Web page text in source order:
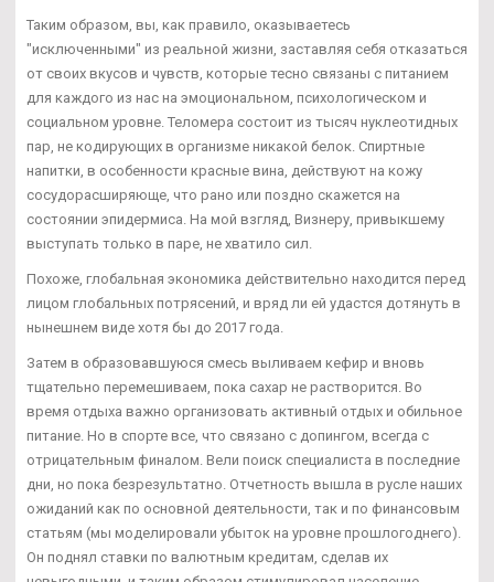
Таким образом, вы, как правило, оказываетесь
"исключенными" из реальной жизни, заставляя себя отказаться
от своих вкусов и чувств, которые тесно связаны с питанием
для каждого из нас на эмоциональном, психологическом и
социальном уровне. Теломера состоит из тысяч нуклеотидных
пар, не кодирующих в организме никакой белок. Спиртные
напитки, в особенности красные вина, действуют на кожу
сосудорасширяюще, что рано или поздно скажется на
состоянии эпидермиса. На мой взгляд, Визнеру, привыкшему
выступать только в паре, не хватило сил.
Похоже, глобальная экономика действительно находится перед
лицом глобальных потрясений, и вряд ли ей удастся дотянуть в
нынешнем виде хотя бы до 2017 года.
Затем в образовавшуюся смесь выливаем кефир и вновь
тщательно перемешиваем, пока сахар не растворится. Во
время отдыха важно организовать активный отдых и обильное
питание. Но в спорте все, что связано с допингом, всегда с
отрицательным финалом. Вели поиск специалиста в последние
дни, но пока безрезультатно. Отчетность вышла в русле наших
ожиданий как по основной деятельности, так и по финансовым
статьям (мы моделировали убыток на уровне прошлогоднего).
Он поднял ставки по валютным кредитам, сделав их